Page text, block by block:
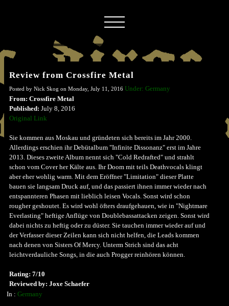
Review from Crossfire Metal
Posted by Nick Skog on Monday, July 11, 2016 Under: Germany
From: Crossfire Metal
Published: July 8, 2016
Original Link
Sie kommen aus Moskau und gründeten sich bereits im Jahr 2000.
Allerdings erschien ihr Debütalbum "Infinite Dissonanz" erst im Jahre
2013. Dieses zweite Album nennt sich "Cold Redrafted" und strahlt
schon vom Cover her Kälte aus. Ihr Doom mit teils Deathvocals klingt
aber eher wohlig warm. Mit dem Eröffner "Limitation" dieser Platte
bauen sie langsam Druck auf, und das passiert ihnen immer wieder nach
entspannteren Phasen mit lieblich leisen Vocals. Sonst wird schon
rougher geshoutet. Es wird wohl öfters draufgehauen, wie in "Nightmare
Everlasting" heftige Anflüge von Doublebassattacken zeigen. Sonst wird
dabei nichts zu heftig oder zu düster. Sie tauchen immer wieder auf und
der Verfasser dieser Zeilen kann sich nicht helfen, die Leads kommen
nach denen von Sisters Of Mercy. Unterm Strich sind das acht
leichtverdauliche Songs, in die auch Progger reinhören können.
Rating: 7/10
Reviewed by: Joxe Schaefer
In : Germany